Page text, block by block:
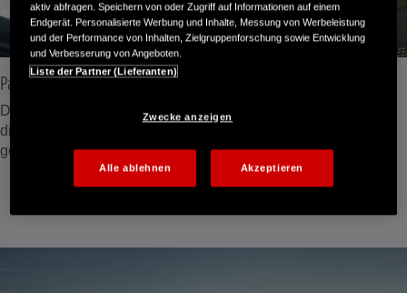
Panorama-Glasschiebe- und -hebedach
Das Panorama-Glasschiebe- und -hebedach des CR-V lässt
die Sonne herein und den Innenraum noch heller und
geräumiger wirken.
aktiv abfragen. Speichern von oder Zugriff auf Informationen auf einem
Endgerät. Personalisierte Werbung und Inhalte, Messung von Werbeleistung
und der Performance von Inhalten, Zielgruppenforschung sowie Entwicklung
und Verbesserung von Angeboten.
Liste der Partner (Lieferanten)
Zwecke anzeigen
Alle ablehnen Akzeptieren